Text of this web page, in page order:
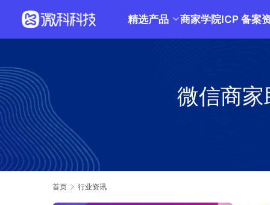
精选产品 商家学院ICP 备案
微信商
首页 行业资讯